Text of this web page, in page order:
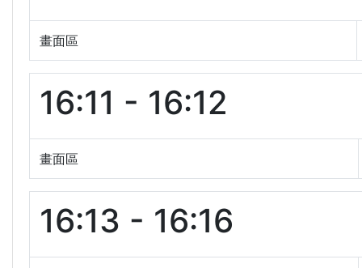
畫面區
16:11 - 16:12
畫面區
16:13 - 16:16